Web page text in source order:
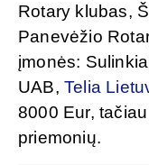
Rotary klubas,
Panevėžio
įmonės:
UAB, Telia
8000 Eur,
priemonių.